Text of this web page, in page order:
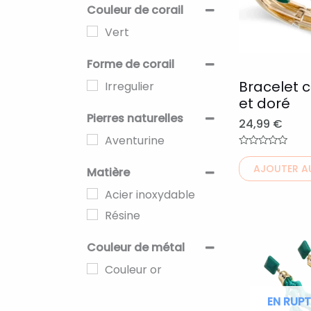
Couleur de corail
Vert
Forme de corail
Irregulier
Pierres naturelles
Aventurine
Matière
Acier inoxydable
Résine
Couleur de métal
Couleur or
Bracelet
et doré
24,99 €
0
sur
5
AJOUTER
variations.
être
choisies
sur
la
page
EN
plusieurs
variations.